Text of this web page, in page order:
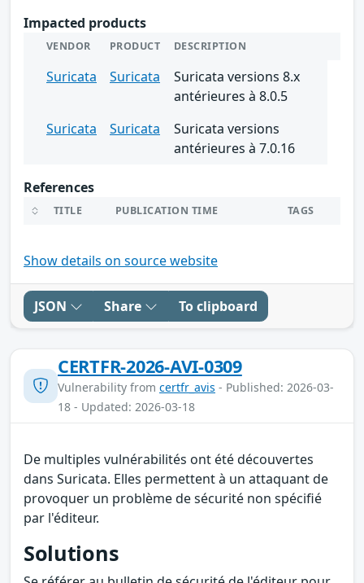
Impacted products
VENDOR PRODUCT DESCRIPTION
Suricata Suricata
Suricata versions 8.x
antérieures à 8.0.5
Suricata
Suricata
Suricata versions
antérieures à 7.0.16
References
TITLE PUBLICATION TIME TAGS
Show details on source website
JSON Share To clipboard
CERTFR-2026-AVI-0309
Vulnerability from certfr_avis - Published: 2026-03-
18 - Updated: 2026-03-18
De multiples vulnérabilités ont été découvertes
dans Suricata. Elles permettent à un attaquant de
provoquer un problème de sécurité non spécifié
par l'éditeur.
Solutions